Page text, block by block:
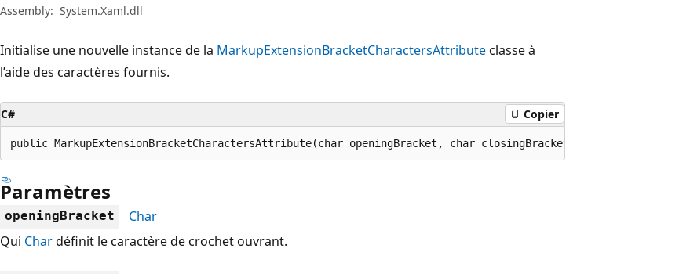
Assembly: System.Xaml.dll
Initialise une nouvelle instance de la MarkupExtensionBracketCharactersAttributeclasse à
l’aide des caractères fournis.
C# Copier
public MarkupExtensionBracketCharactersAttribute(char openingBracket, char closingBracket);
Paramètres
openingBracket
Char
Qui Chardéfinit le caractère de crochet ouvrant.